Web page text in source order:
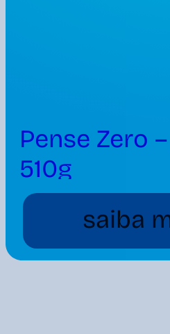
Pense Zero
510g
saiba